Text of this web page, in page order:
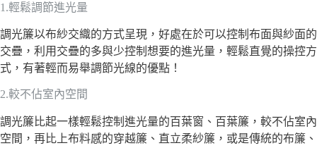
1.輕鬆調節進光量
調光簾以布紗交織的方式呈現，好處在於可以控制布面與紗面的
交疊，利用交疊的多與少控制想要的進光量，輕鬆直覺的操控方
式，有著輕而易舉調節光線的優點！
2.較不佔室內空間
調光簾比起一樣輕鬆控制進光量的百葉窗、百葉簾，較不佔室內
空間，再比上布料感的穿越簾、直立柔紗簾，或是傳統的布簾、